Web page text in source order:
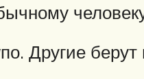
Другие